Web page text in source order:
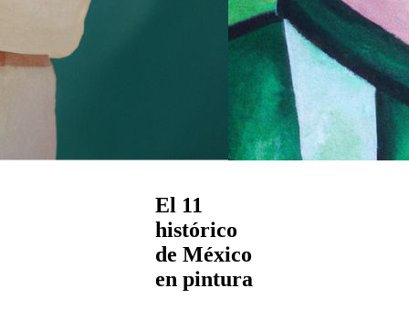
El 11
histórico
de México
en pintura